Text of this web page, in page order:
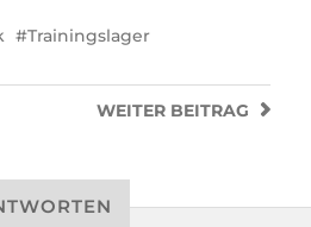
Trainingslager
WEITER BEITRAG